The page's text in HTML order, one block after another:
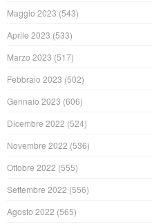
Maggio 2023 (543)
Aprile 2023 (533)
Marzo 2023 (517)
Febbraio 2023 (502)
Gennaio 2023 (606)
Dicembre 2022 (524)
Novembre 2022 (536)
Ottobre 2022 (555)
Settembre 2022 (556)
Agosto 2022 (565)